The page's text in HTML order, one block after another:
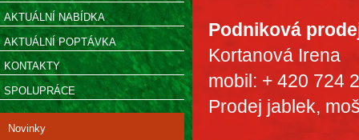
AKTUÁLNÍ NABÍDKA
AKTUÁLNÍ POPTÁVKA
KONTAKTY
SPOLUPRÁCE
Novinky
Podniková
Kortanová Irena
mobil: + 420 724
Prodej jablek,